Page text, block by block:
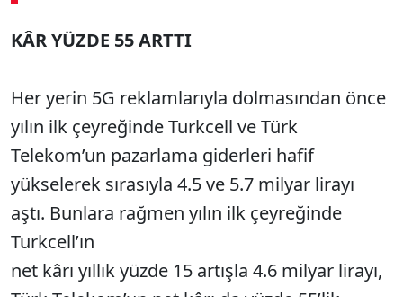
KÂR YÜZDE 55 ARTTI
Her yerin 5G reklamlarıyla dolmasından önce
yılın ilk çeyreğinde Turkcell ve Türk
Telekom’un pazarlama giderleri hafif
yükselerek sırasıyla 4.5 ve 5.7 milyar lirayı
aştı. Bunlara rağmen yılın ilk çeyreğinde
Turkcell’ın
net kârı yıllık yüzde 15 artışla 4.6 milyar lirayı,